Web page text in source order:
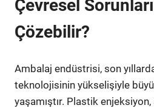
Çevresel
Çözebilir?
Ambalaj endüstrisi, son
teknolojisinin yükselişiyle
yaşamıştır. Plastik